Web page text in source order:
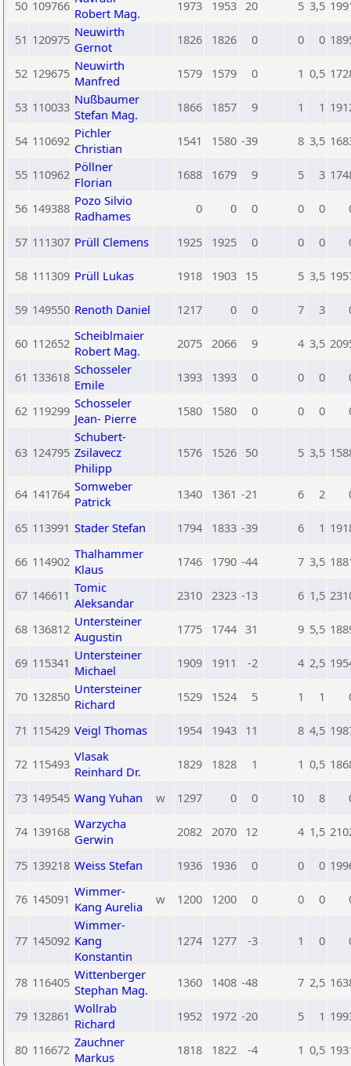
50 109766 Robert Mag.
1973 1953 20 5 3,5
51 120975 Neuwirth
Gernot
1826 1826 0 0 0
52 129675 Neuwirth
Manfred
1579 1579 0 1 0,5
53 110033 Nußbaumer
Stefan Mag.
1866 1857 9 1 1
54 110692 Pichler
Christian
1541 1580 -39 8 3,5
55 110962 Pöllner
Florian
1688 1679 9 5 3
56 149388 Pozo Silvio
Radhames
0 0 0 0 0
57 111307 Prüll Clemens 1925 1925 0 0 0
58 111309 Prüll Lukas 1918 1903 15 5 3,5
59 149550 Renoth Daniel 1217 0 0 7 3
60 112652 Scheiblmaier
Robert Mag.
2075 2066 9 4 3,5
61 133618 Schosseler
Emile
1393 1393 0 0 0
62 119299 Schosseler
Jean- Pierre
1580 1580 0 0 0
63 124795
Schubert-
Zsilavecz
Philipp
1576 1526 50 5 3,5
64 141764 Somweber
Patrick
1340 1361 -21 6 2
65 113991 Stader Stefan 1794 1833 -39 6 1
66 114902 Thalhammer
Klaus
1746 1790 -44 7 3,5
67 146611 Tomic
Aleksandar
2310 2323 -13 6 1,5
68 136812 Untersteiner
Augustin
1775 1744 31 9 5,5
69 115341 Untersteiner
Michael
1909 1911 -2 4 2,5
70 132850 Untersteiner
Richard
1529 1524 5 1 1
71 115429 Veigl Thomas 1954 1943 11 8 4,5
72 115493 Vlasak
Reinhard Dr.
1829 1828 1 1 0,5
73 149545 Wang Yuhan w 1297 0 0 10 8
74 139168 Warzycha
Gerwin
2082 2070 12 4 1,5
75 139218 Weiss Stefan 1936 1936 0 0 0
76 145091 Wimmer-
Kang Aurelia
w 1200 1200 0 0 0
77 145092
Wimmer-
Kang
Konstantin
1274 1277 -3 1 0
78 116405 Wittenberger
Stephan Mag.
1360 1408 -48 7 2,5
79 132861 Wollrab
Richard
1952 1972 -20 5 1
80 116672 Zauchner
Markus
1818 1822 -4 1 0,5